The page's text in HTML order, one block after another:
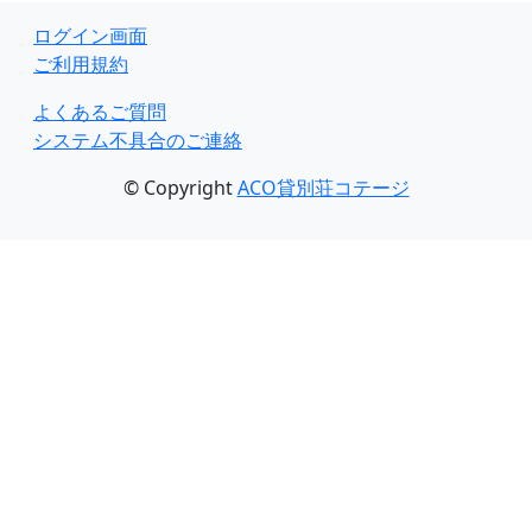
ログイン画面
ご利用規約
よくあるご質問
システム不具合のご連絡
© CopyrightACO貸別荘コテージ